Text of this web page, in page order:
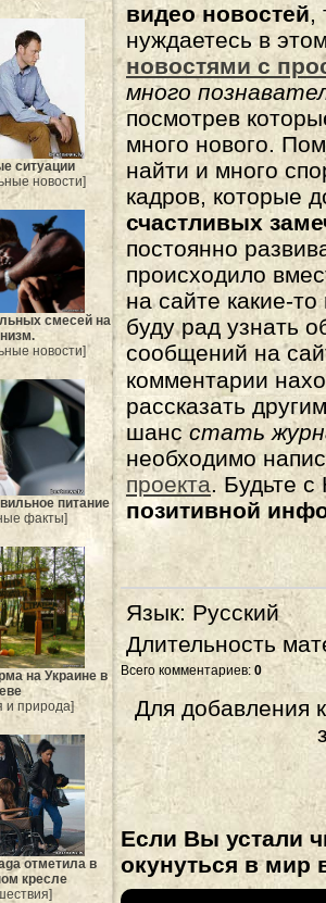
ситуации
новости]
смесей на
новости]
питание
факты]
на Украине в
и природа]
отметила в
кресле
видео новостей,
нуждаетесь в
новостями с
много
посмотрев
много нового.
найти и много
кадров, которые
счастливых
постоянно
происходило
на сайте какие-
буду рад узнать
сообщений на
комментарии
рассказать
шанс стать
необходимо
проекта. Будьте
позитивной
Язык: Русский
Длительность
Всего комментариев: 0
Для добавления
Если Вы устали
окунуться в мир